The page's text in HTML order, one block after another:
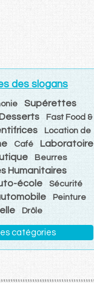
des slogans
Supérettes
Desserts
Fast Food &
Location de
Café
Laboratoire
Beurres
Humanitaires
école Sécurité
Peinture
Drôle
catégories